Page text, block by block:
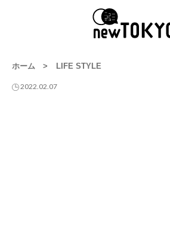
ホーム > LIFE STYLE
2022.02.07